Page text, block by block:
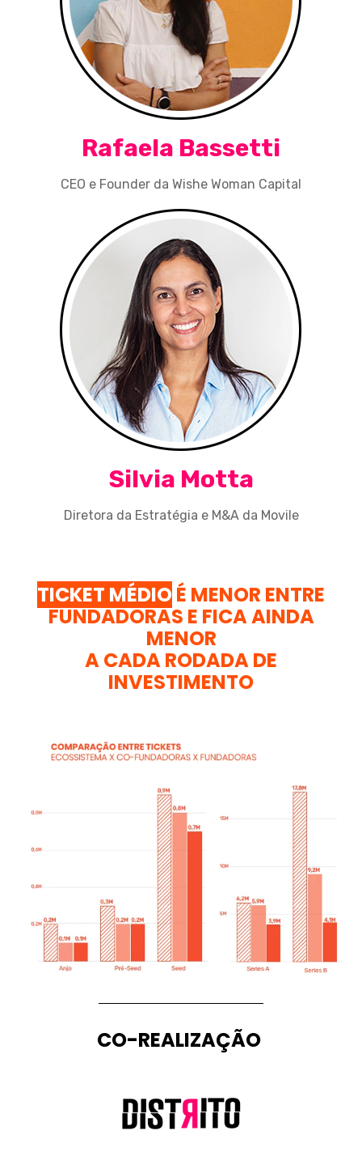
Rafaela Bassetti
CEO e Founder da Wishe Woman Capital
Silvia Motta
Diretora da Estratégia e M&A da Movile
TICKET MÉDIOÉ MENOR ENTRE
FUNDADORAS E FICA AINDA
MENOR
A CADA RODADA DE
INVESTIMENTO
CO-REALIZAÇÃO